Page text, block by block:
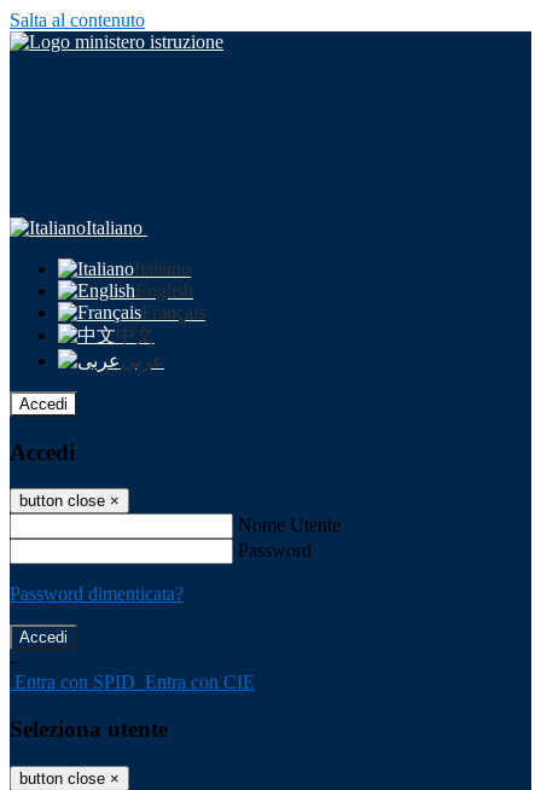
Salta al contenuto
Italiano
Italiano
English
Français
中文
عربى
Accedi
Accedi
button close ×
Nome Utente
Password
Password dimenticata?
-
Entra con SPID Entra con CIE
Seleziona utente
button close ×